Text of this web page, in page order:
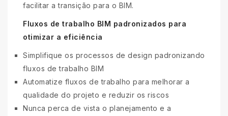
facilitar a transição para o BIM.
Fluxos de trabalho BIM padronizados para
otimizar a eficiência
Simplifique os processos de design padronizando
fluxos de trabalho BIM
Automatize fluxos de trabalho para melhorar a
qualidade do projeto e reduzir os riscos
Nunca perca de vista o planejamento e a